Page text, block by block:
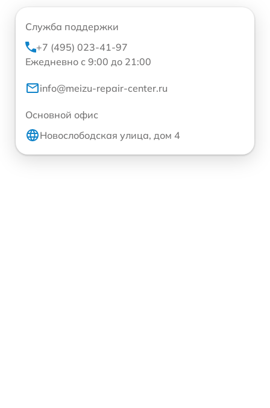
Служба поддержки
+7 (495) 023-41-97
Ежедневно с 9:00 до 21:00
info@meizu-repair-center.ru
Основной офис
Новослободская улица, дом 4